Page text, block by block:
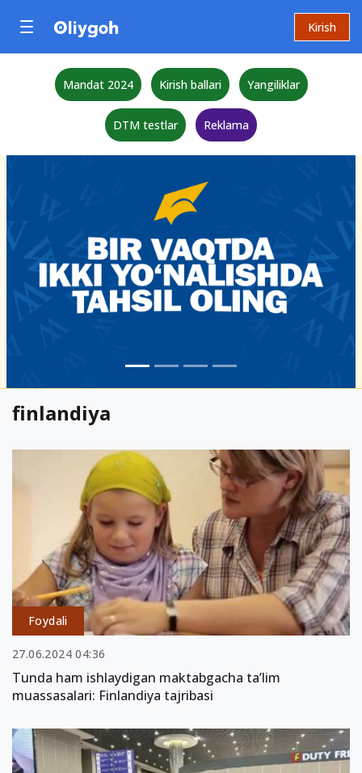
Kirish
Mandat 2024 Kirish ballari Yangiliklar
DTM testlar Reklama
finlandiya
Foydali
27.06.2024 04:36
Tunda ham ishlaydigan maktabgacha ta’lim
muassasalari: Finlandiya tajribasi